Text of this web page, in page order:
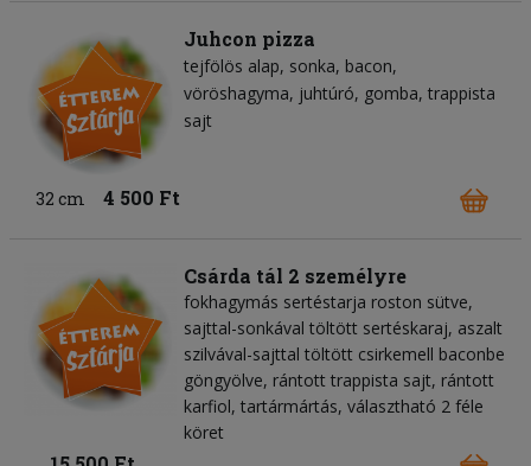
Juhcon pizza
tejfölös alap sonka bacon
vöröshagyma juhtúró gomba trappista
sajt
32 cm 4 500 Ft
Csárda tál 2 személyre
fokhagymás sertéstarja roston sütve,
sajttal-sonkával töltött sertéskaraj, aszalt
szilvával-sajttal töltött csirkemell baconbe
göngyölve, rántott trappista sajt, rántott
karfiol, tartármártás, választható 2 féle
köret